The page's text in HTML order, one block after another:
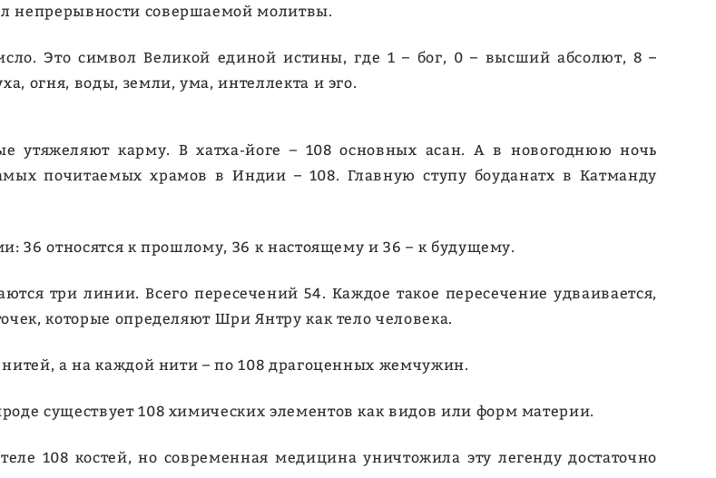
непрерывности совершаемой молитвы.
Это символ Великой единой истины, где 1 – бог, 0 – высший абсолют, 8 –
огня, воды, земли, ума, интеллекта и эго.
утяжеляют карму. В хатха-йоге – 108 основных асан. А в новогоднюю ночь
почитаемых храмов в Индии – 108. Главную ступу боуданатх в Катманду
36 относятся к прошлому, 36 к настоящему и 36 – к будущему.
три линии. Всего пересечений 54. Каждое такое пересечение удваивается,
которые определяют Шри Янтру как тело человека.
а на каждой нити – по 108 драгоценных жемчужин.
существует 108 химических элементов как видов или форм материи.
108 костей, но современная медицина уничтожила эту легенду достаточно